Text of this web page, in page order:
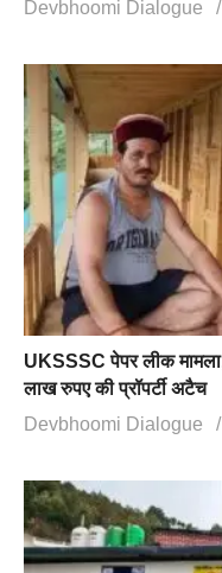
Devbhoomi Dialogue
UKSSSC पेपर लीक
लाख रुपए की प्रॉपर्टी अटैच
Devbhoomi Dialogue